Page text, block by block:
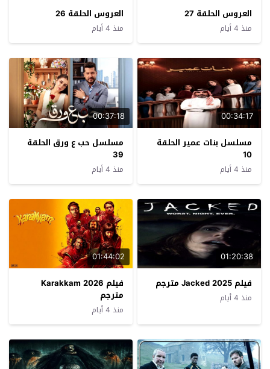
العروس الحلقة 27
منذ 4 أيام
العروس الحلقة 26
منذ 4 أيام
00:34:17
مسلسل بنات عمير الحلقة
10
منذ 4 أيام
00:37:18
مسلسل حب ع ورق الحلقة
39
منذ 4 أيام
01:20:38
فيلم Jacked 2025 مترجم
منذ 4 أيام
01:44:02
فيلم Karakkam 2026
مترجم
منذ 4 أيام